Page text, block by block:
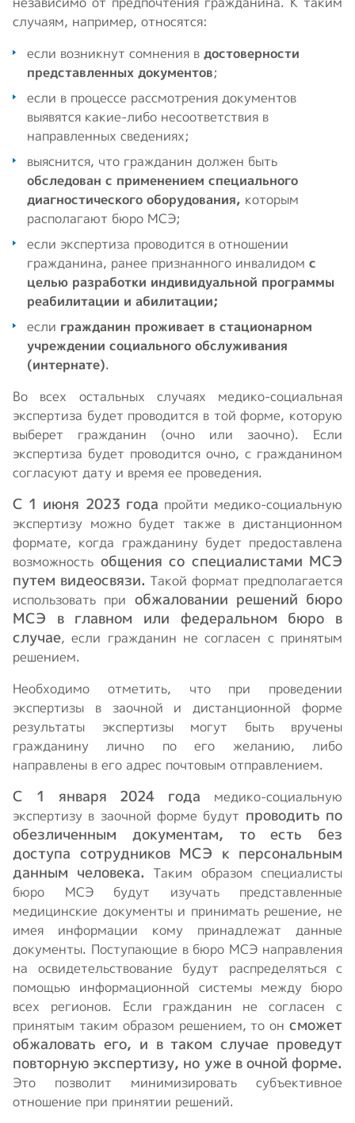
случаям, например, относятся:
если возникнут сомнения в достоверности
представленных документов;
если в процессе рассмотрения документов
выявятся какие-либо несоответствия в
направленных сведениях;
выяснится, что гражданин должен быть
обследован с применением специального
диагностического оборудования, которым
располагают бюро МСЭ;
если экспертиза проводится в отношении
гражданина, ранее признанного инвалидом с
целью разработки индивидуальной программы
реабилитации и абилитации;
если гражданин проживает в стационарном
учреждении социального обслуживания
(интернате).
Во всех остальных случаях медико-социальная
экспертиза будет проводится в той форме, которую
выберет гражданин (очно или заочно). Если
экспертиза будет проводится очно, с гражданином
согласуют дату и время ее проведения.
С 1 июня 2023 года пройти медико-социальную
экспертизу можно будет также в дистанционном
формате, когда гражданину будет предоставлена
возможность общения со специалистами МСЭ
путем видеосвязи. Такой формат предполагается
использовать при обжаловании решений бюро
МСЭ в главном или федеральном бюро в
случае, если гражданин не согласен с принятым
решением.
Необходимо отметить, что при проведении
экспертизы в заочной и дистанционной форме
результаты экспертизы могут быть вручены
гражданину лично по его желанию, либо
направлены в его адрес почтовым отправлением.
С 1 января 2024 года медико-социальную
экспертизу в заочной форме будут проводить по
обезличенным документам, то есть без
доступа сотрудников МСЭ к персональным
данным человека. Таким образом специалисты
бюро МСЭ будут изучать представленные
медицинские документы и принимать решение, не
имея информации кому принадлежат данные
документы. Поступающие в бюро МСЭ направления
на освидетельствование будут распределяться с
помощью информационной системы между бюро
всех регионов. Если гражданин не согласен с
принятым таким образом решением, то он сможет
обжаловать его, и в таком случае проведут
повторную экспертизу, но уже в очной форме.
Это позволит минимизировать субъективное
отношение при принятии решений.